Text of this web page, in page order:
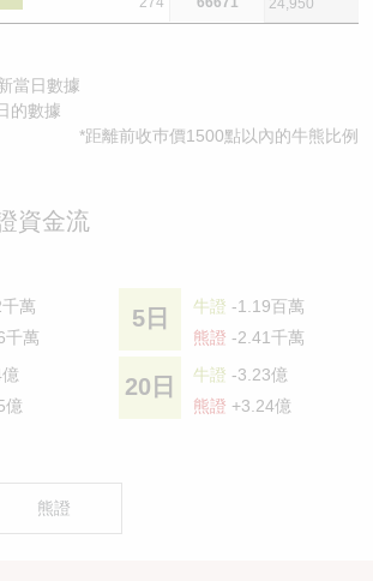
當日數據
的數據
*距離前收巿價1500點以內的牛熊比例
資金流
萬
千萬
5日 牛證 -1.19百萬
熊證 -2.41千萬
億
20日 牛證 -3.23億
熊證 +3.24億
熊證